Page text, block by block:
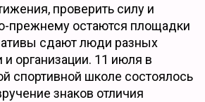
проверить силу и
прежнему остаются площадки
сдают люди разных
и организации. 11 июля в
спортивной школе состоялось
знаков отличия